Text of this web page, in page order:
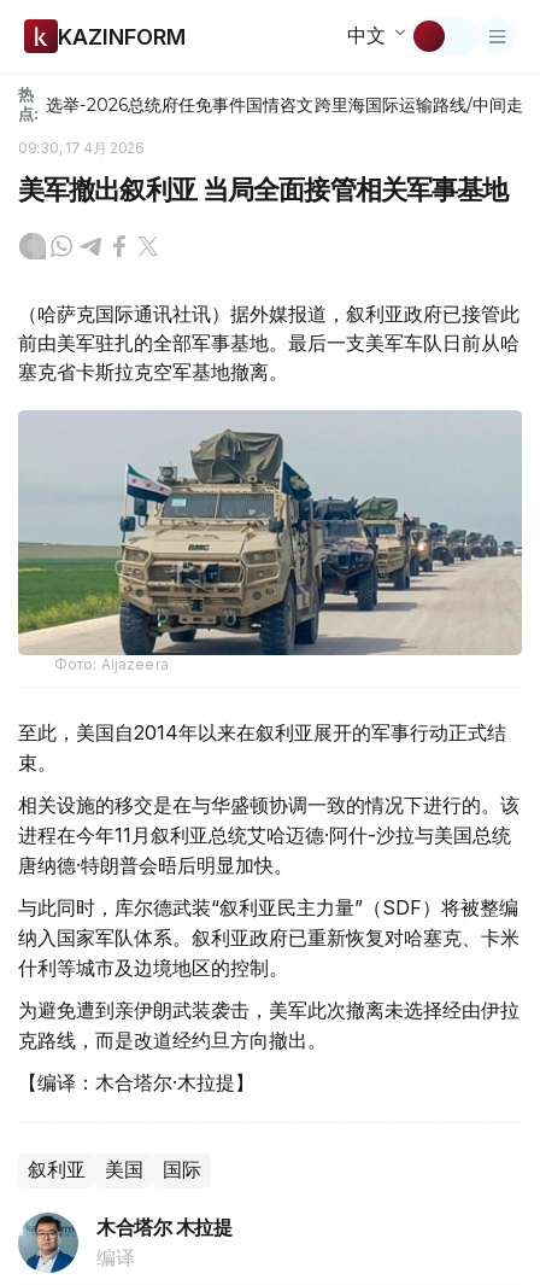
KAZINFORM 中文
热
点: 选举-2026总统府任免事件国情咨文跨里海国际运输路线/中间走廊
09:30, 17 4月 2026
美军撤出叙利亚 当局全面接管相关军事基地
（哈萨克国际通讯社讯）据外媒报道，叙利亚政府已接管此
前由美军驻扎的全部军事基地。最后一支美军车队日前从哈
塞克省卡斯拉克空军基地撤离。
Фото: Aljazeera
至此，美国自2014年以来在叙利亚展开的军事行动正式结
束。
相关设施的移交是在与华盛顿协调一致的情况下进行的。该
进程在今年11月叙利亚总统艾哈迈德·阿什-沙拉与美国总统
唐纳德·特朗普会晤后明显加快。
与此同时，库尔德武装“叙利亚民主力量”（SDF）将被整编
纳入国家军队体系。叙利亚政府已重新恢复对哈塞克、卡米
什利等城市及边境地区的控制。
为避免遭到亲伊朗武装袭击，美军此次撤离未选择经由伊拉
克路线，而是改道经约旦方向撤出。
【编译：木合塔尔·木拉提】
叙利亚 美国 国际
木合塔尔 木拉提
编译